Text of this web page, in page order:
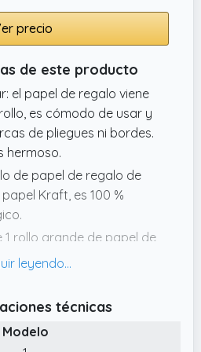
precio
de este producto
el papel de regalo viene
es cómodo de usar y
de pliegues ni bordes.
hermoso.
de papel de regalo de
Kraft, es 100 %
rollo grande de papel de
con estrellas. El
el papel de regalo
es ideal para
técnicas
Modelo